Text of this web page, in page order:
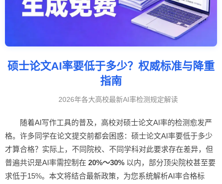
硕士论文AI率要低于多少？权威标准与降重
指南
2026年各大高校最新AI率检测规定解读
随着AI写作工具的普及，高校对硕士论文AI率的检测愈发严
格。许多同学在论文提交前都会困惑：硕士论文AI率要低于多少
才算合格？实际上，不同院校、不同学科对此要求存在差异，但
普遍共识是AI率需控制在 20%～30% 以内，部分顶尖院校甚至要
求低于15%。本文将结合最新政策，为您系统解析AI率合格标